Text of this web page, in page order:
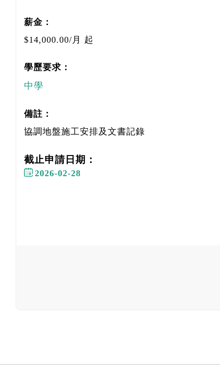
薪金：
$14,000.00/月 起
學歷要求：
中學
備註：
協調地盤施工安排及文書記錄
截止申請日期：
2026-02-28